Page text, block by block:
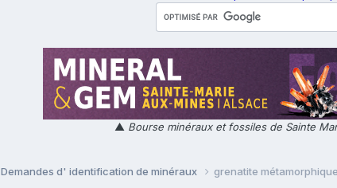
▲ Bourse minéraux et fossiles de Sainte
Demandes d' identification de minéraux grenatite métamorphique